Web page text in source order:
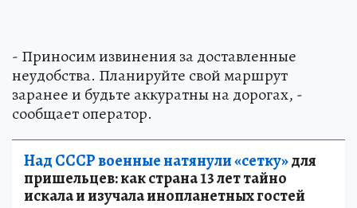
- Приносим извинения за доставленные
неудобства. Планируйте свой маршрут
заранее и будьте аккуратны на дорогах, -
сообщает оператор.
Над СССР военные натянули «сетку»для
пришельцев: как страна 13 лет тайно
искала и изучала инопланетных гостей